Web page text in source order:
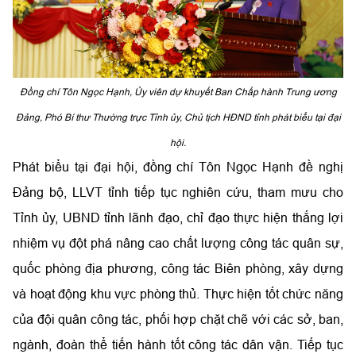
Đồng chí Tôn Ngọc Hạnh, Ủy viên dự khuyết Ban Chấp hành Trung ương
Đảng, Phó Bí thư Thường trực Tỉnh ủy, Chủ tịch HĐND tỉnh phát biểu tại đại
hội.
Phát biểu tại đại hội, đồng chí Tôn Ngọc Hạnh đề nghị
Đảng bộ, LLVT tỉnh tiếp tục nghiên cứu, tham mưu cho
Tỉnh ủy, UBND tỉnh lãnh đạo, chỉ đạo thực hiện thắng lợi
nhiệm vụ đột phá nâng cao chất lượng công tác quân sự,
quốc phòng địa phương, công tác Biên phòng, xây dựng
và hoạt động khu vực phòng thủ. Thực hiện tốt chức năng
của đội quân công tác, phối hợp chặt chẽ với các sở, ban,
ngành, đoàn thể tiến hành tốt công tác dân vận. Tiếp tục